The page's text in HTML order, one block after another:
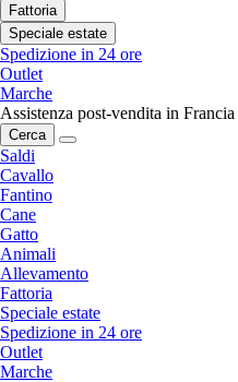
Fattoria
Speciale estate
Spedizione in 24 ore
Outlet
Marche
Assistenza post-vendita in Francia
Cerca
Saldi
Cavallo
Fantino
Cane
Gatto
Animali
Allevamento
Fattoria
Speciale estate
Spedizione in 24 ore
Outlet
Marche